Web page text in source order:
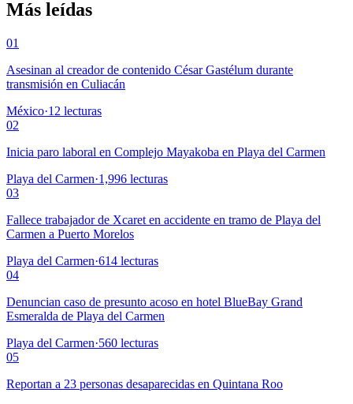
Más leídas
01
Asesinan al creador de contenido César Gastélum durante
transmisión en Culiacán
México·12 lecturas
02
Inicia paro laboral en Complejo Mayakoba en Playa del Carmen
Playa del Carmen·1,996 lecturas
03
Fallece trabajador de Xcaret en accidente en tramo de Playa del
Carmen a Puerto Morelos
Playa del Carmen·614 lecturas
04
Denuncian caso de presunto acoso en hotel BlueBay Grand
Esmeralda de Playa del Carmen
Playa del Carmen·560 lecturas
05
Reportan a 23 personas desaparecidas en Quintana Roo